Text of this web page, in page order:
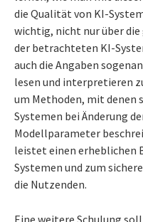
die Qualität von KI-
wichtig, nicht nur über
der betrachteten KI-
auch die Angaben
lesen und interpretieren
um Methoden, mit denen
Systemen bei Änderung
Modellparameter
leistet einen erheblichen
Systemen und zum
die Nutzenden.